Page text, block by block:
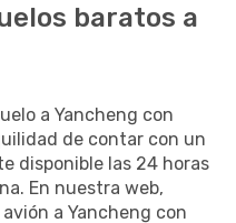
baratos a
a Yancheng con
de contar con un
disponible las 24 horas
En nuestra web,
a Yancheng con